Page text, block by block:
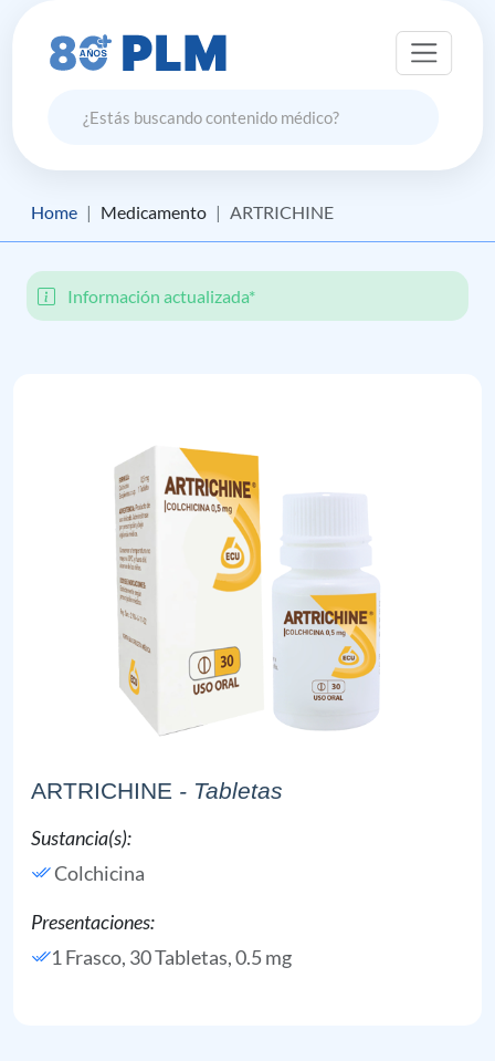
Home Medicamento ARTRICHINE
Información actualizada*
ARTRICHINE - Tabletas
Sustancia(s):
Colchicina
Presentaciones:
1 Frasco, 30 Tabletas, 0.5 mg